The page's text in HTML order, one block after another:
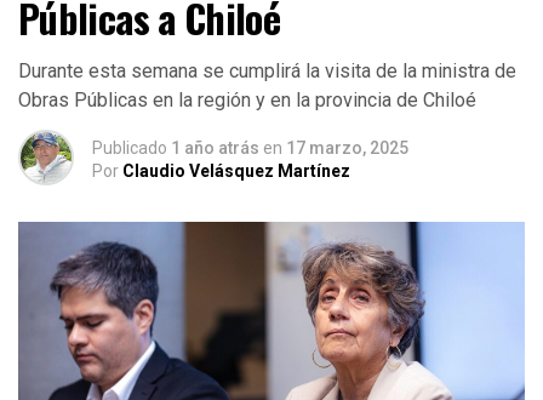
Públicas a Chiloé
Durante esta semana se cumplirá la visita de la ministra de
Obras Públicas en la región y en la provincia de Chiloé
Publicado 1 año atrás en 17 marzo, 2025
Por Claudio Velásquez Martínez